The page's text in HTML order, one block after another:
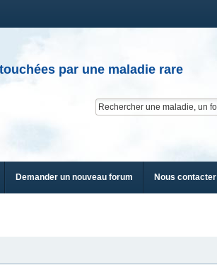
par une maladie rare
Demander un nouveau forum Nous contacter